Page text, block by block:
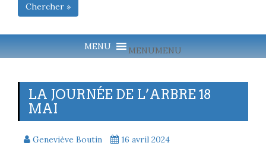
Chercher »
MENUMENU
LA JOURNÉE DE L’ARBRE 18
MAI
Geneviève Boutin 16 avril 2024